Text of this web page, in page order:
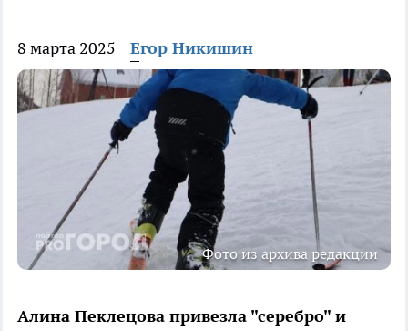
8 марта 2025 Егор Никишин
Фото из архива редакции
Алина Пеклецова привезла "серебро" и